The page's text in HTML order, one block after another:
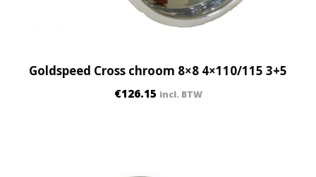
Goldspeed Cross chroom 8×8 4×110/115 3+5
€126.15 incl. BTW